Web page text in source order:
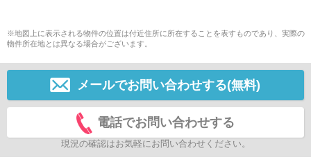
※地図上に表示される物件の位置は付近住所に所在することを表すものであり、実際の
物件所在地とは異なる場合がございます。
メールでお問い合わせする(無料)
電話でお問い合わせする
現況の確認はお気軽にお問い合わせください。